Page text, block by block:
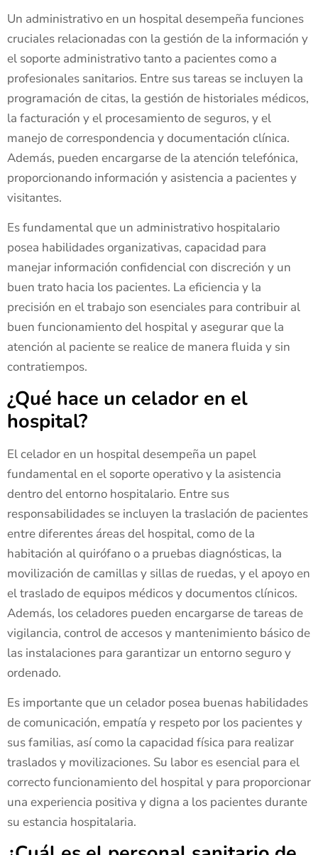
Un administrativo en un hospital desempeña funciones
cruciales relacionadas con la gestión de la información y
el soporte administrativo tanto a pacientes como a
profesionales sanitarios. Entre sus tareas se incluyen la
programación de citas, la gestión de historiales médicos,
la facturación y el procesamiento de seguros, y el
manejo de correspondencia y documentación clínica.
Además, pueden encargarse de la atención telefónica,
proporcionando información y asistencia a pacientes y
visitantes.
Es fundamental que un administrativo hospitalario
posea habilidades organizativas, capacidad para
manejar información confidencial con discreción y un
buen trato hacia los pacientes. La eficiencia y la
precisión en el trabajo son esenciales para contribuir al
buen funcionamiento del hospital y asegurar que la
atención al paciente se realice de manera fluida y sin
contratiempos.
¿Qué hace un celador en el
hospital?
El celador en un hospital desempeña un papel
fundamental en el soporte operativo y la asistencia
dentro del entorno hospitalario. Entre sus
responsabilidades se incluyen la traslación de pacientes
entre diferentes áreas del hospital, como de la
habitación al quirófano o a pruebas diagnósticas, la
movilización de camillas y sillas de ruedas, y el apoyo en
el traslado de equipos médicos y documentos clínicos.
Además, los celadores pueden encargarse de tareas de
vigilancia, control de accesos y mantenimiento básico de
las instalaciones para garantizar un entorno seguro y
ordenado.
Es importante que un celador posea buenas habilidades
de comunicación, empatía y respeto por los pacientes y
sus familias, así como la capacidad física para realizar
traslados y movilizaciones. Su labor es esencial para el
correcto funcionamiento del hospital y para proporcionar
una experiencia positiva y digna a los pacientes durante
su estancia hospitalaria.